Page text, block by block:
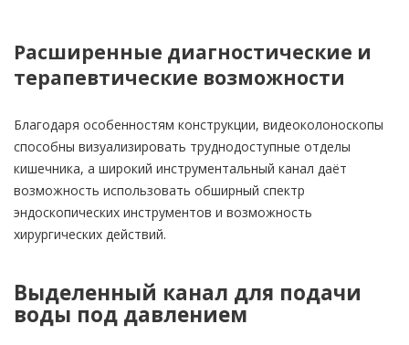
Расширенные диагностические и
терапевтические возможности
Благодаря особенностям конструкции, видеоколоноскопы
способны визуализировать труднодоступные отделы
кишечника, а широкий инструментальный канал даёт
возможность использовать обширный спектр
эндоскопических инструментов и возможность
хирургических действий.
Выделенный канал для подачи
воды под давлением